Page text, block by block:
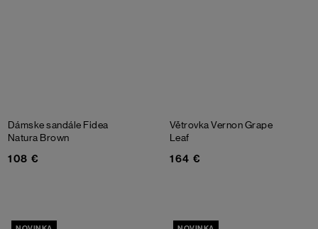
Dámske sandále Fidea
Natura Brown
108 €
Větrovka VernonGrape
Leaf
164 €